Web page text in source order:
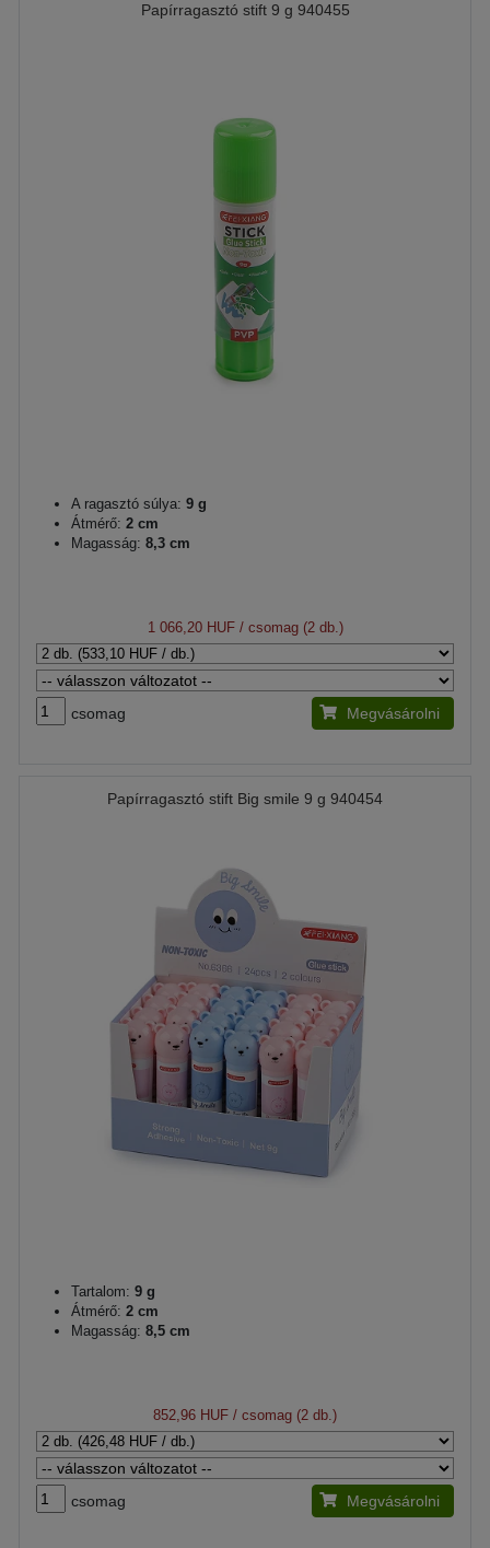
Papírragasztó stift 9 g 940455
A ragasztó súlya: 9 g
Átmérő: 2 cm
Magasság: 8,3 cm
1 066,20 HUF/ csomag (2 db.)
csomag Megvásárolni
Papírragasztó stift Big smile 9 g 940454
Tartalom: 9 g
Átmérő: 2 cm
Magasság: 8,5 cm
852,96 HUF / csomag (2 db.)
csomag Megvásárolni